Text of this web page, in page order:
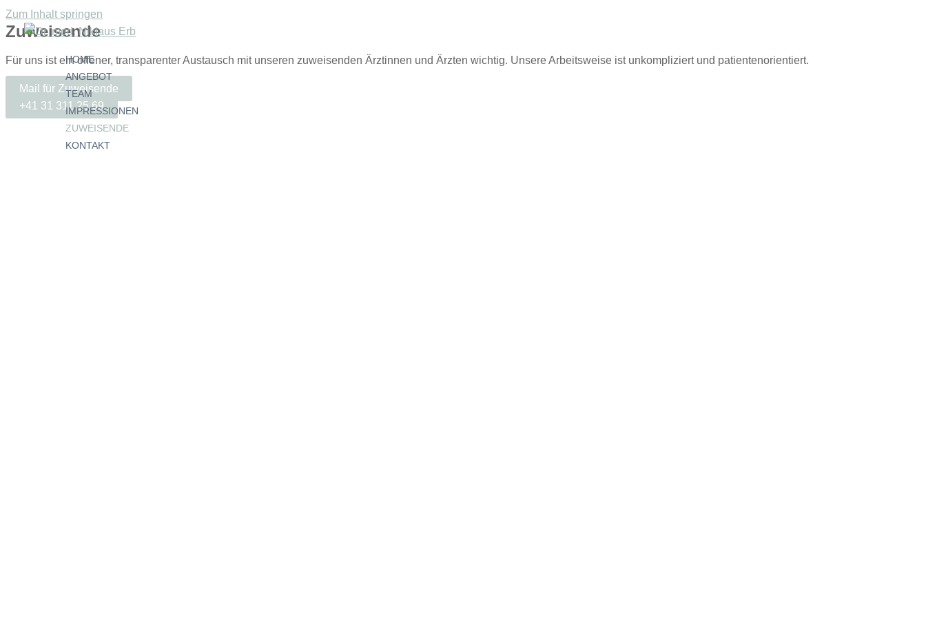
Zum Inhalt springen
HOME
ANGEBOT
TEAM
IMPRESSIONEN
ZUWEISENDE
KONTAKT
Zuweisende
Für uns ist ein offener, transparenter Austausch mit unseren zuweisenden Ärztinnen und Ärzten wichtig. Unsere Arbeitsweise ist unkompliziert und patientenorientiert.
Mail für Zuweisende
+41 31 311 25 69